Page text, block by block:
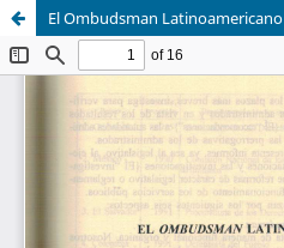
El Ombudsman Latinoamericano